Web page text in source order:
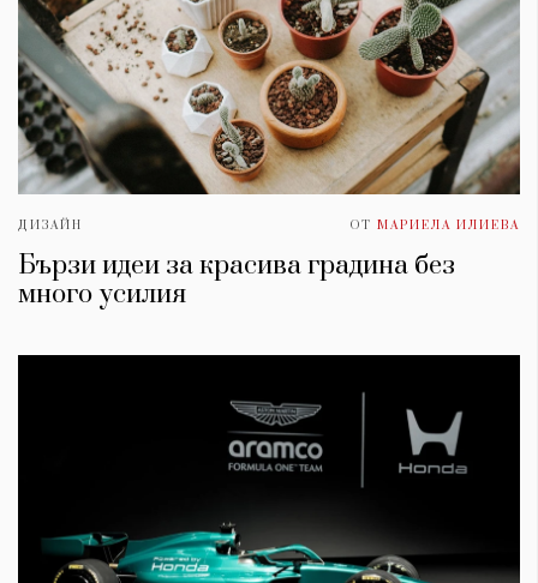
ДИЗАЙН ОТ МАРИЕЛА ИЛИЕВА
Бързи идеи за красива градина без
много усилия